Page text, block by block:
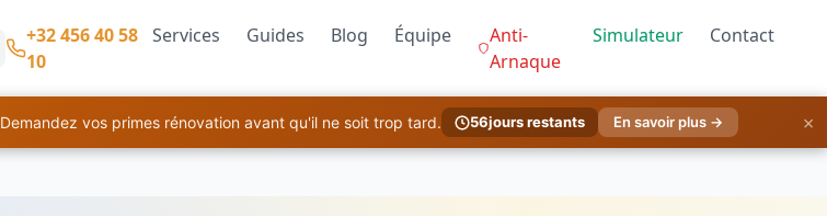
+32 456 40 58
10
Services Guides Blog Équipe
Anti-
Arnaque
Simulateur Contact
Demandez vos primes rénovation avant qu'il ne soit trop tard. 56jours restants En savoir plus → ×